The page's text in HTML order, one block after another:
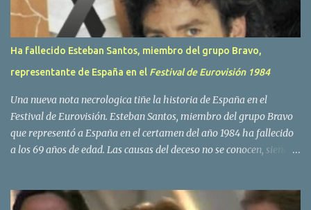
Ha fallecido Esteban Santos, miembro del grupo Bravo,
representante de España en el Festival de Eurovisión 1984
Una nueva nota necrologica tiñe la historia de España en el
Festival de Eurovisión. Esteban Santos, miembro del grupo Bravo
que representó a España en el certamen del año 1984 ha fallecido
a los 69 años de edad. Las causas del deceso no se conocen, siendo
traves de las redes sociales. Nacido en Tolosa en 1951, durante su